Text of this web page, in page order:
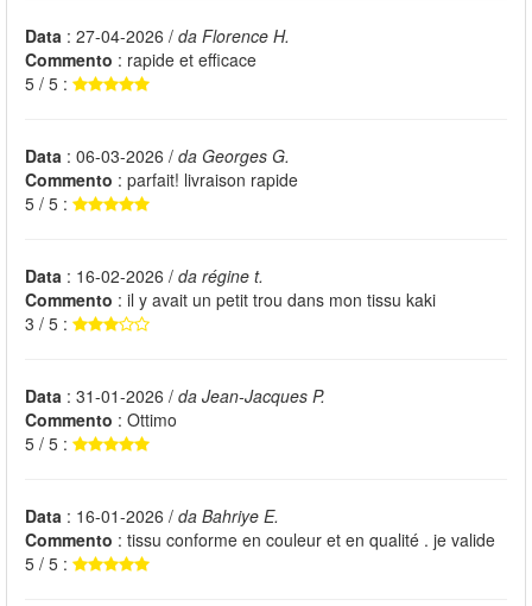
Data : 27-04-2026 / da Florence H.
Commento : rapide et efficace
5 / 5 :
Data : 06-03-2026 / da Georges G.
Commento : parfait! livraison rapide
5 / 5 :
Data : 16-02-2026 / da régine t.
Commento : il y avait un petit trou dans mon tissu kaki
3 / 5 :
Data : 31-01-2026 / da Jean-Jacques P.
Commento : Ottimo
5 / 5 :
Data : 16-01-2026 / da Bahriye E.
Commento : tissu conforme en couleur et en qualité . je valide
5 / 5 :